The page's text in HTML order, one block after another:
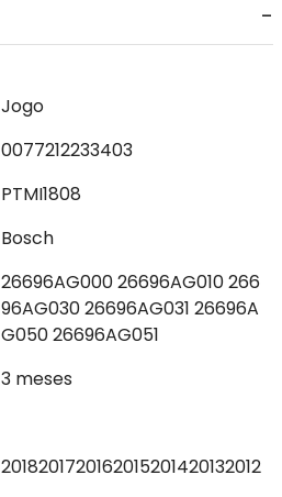
Jogo
0077212233403
PTMI1808
Bosch
26696AG000 26696AG010 266
96AG030 26696AG031 26696A
G050 26696AG051
3 meses
2018201720162015201420132012